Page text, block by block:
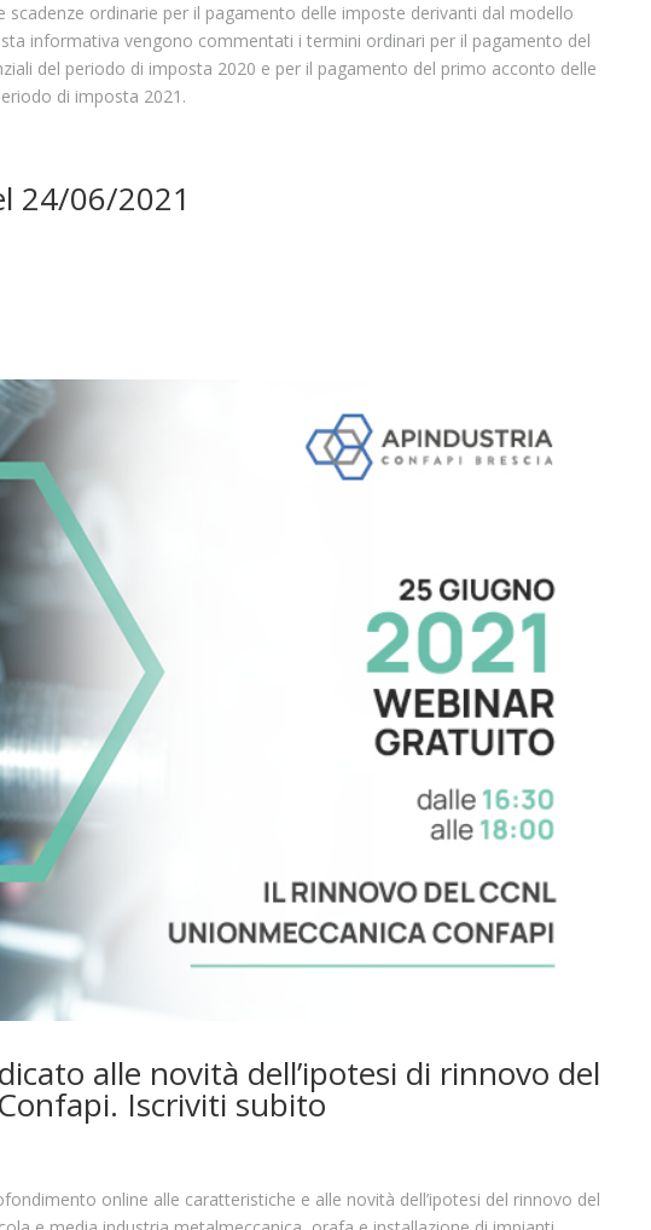
ordinarie per il pagamento delle imposte derivanti dal modello
informativa vengono commentati i termini ordinari per il pagamento del
del periodo di imposta 2020 e per il pagamento del primo acconto delle
di imposta 2021.
24/06/2021
alle novità dell’ipotesi di rinnovo del
Iscriviti subito
online alle caratteristiche e alle novità dell’ipotesi del rinnovo del